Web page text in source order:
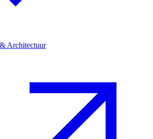
Architectuur